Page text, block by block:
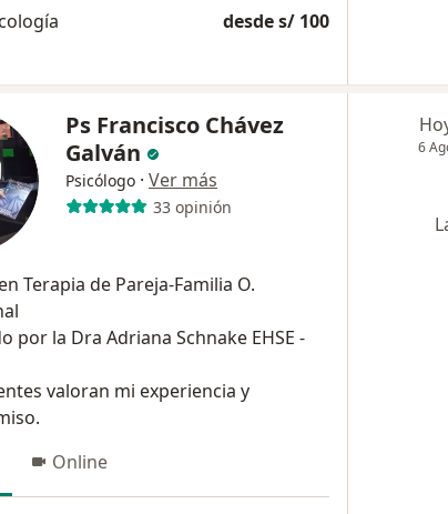
desde s/ 100
Ps Francisco Chávez
Galván
Psicólogo · Ver más
33 opinión
Terapia de Pareja-Familia O.
por la Dra Adriana Schnake EHSE -
valoran mi experiencia y
Online
6